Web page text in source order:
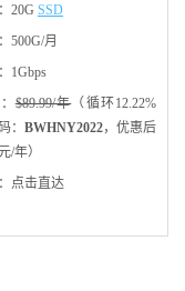
20G SSD
500G/月
1Gbps
$89.99/年（循环12.22%
： BWHNY2022，优惠后
/年）
点击直达